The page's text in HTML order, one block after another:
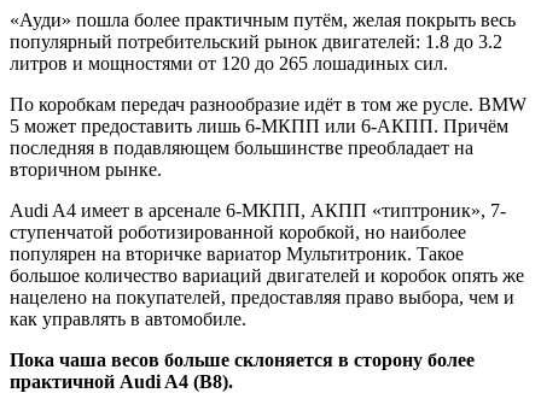
«Ауди» пошла более практичным путём, желая покрыть весь
популярный потребительский рынок двигателей: 1.8 до 3.2
литров и мощностями от 120 до 265 лошадиных сил.
По коробкам передач разнообразие идёт в том же русле. BMW
5 может предоставить лишь 6-МКПП или 6-АКПП. Причём
последняя в подавляющем большинстве преобладает на
вторичном рынке.
Audi A4 имеет в арсенале 6-МКПП, АКПП «типтроник», 7-
ступенчатой роботизированной коробкой, но наиболее
популярен на вторичке вариатор Мультитроник. Такое
большое количество вариаций двигателей и коробок опять же
нацелено на покупателей, предоставляя право выбора, чем и
как управлять в автомобиле.
Пока чаша весов больше склоняется в сторону более
практичной Audi A4 (B8).